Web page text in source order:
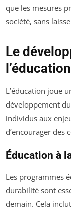
que les mesures
société, sans
Le
l’éducation
L’éducation joue
développement
individus aux
d’encourager des
Éducation à
Les programmes
durabilité sont
demain. Cela